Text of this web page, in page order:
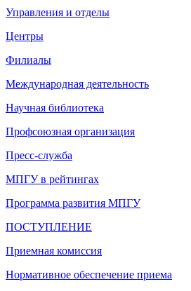
Управления и отделы
Центры
Филиалы
Международная деятельность
Научная библиотека
Профсоюзная организация
Пресс-служба
МПГУ в рейтингах
Программа развития МПГУ
ПОСТУПЛЕНИЕ
Приемная комиссия
Нормативное обеспечение приема